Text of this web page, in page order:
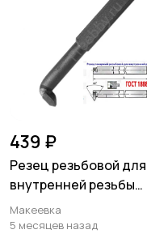
439 ₽
Резец резьбовой для
внутренней резьбы
16х16х170, Т5К10, 2662-
0005,.
Макеевка
5 месяцев назад